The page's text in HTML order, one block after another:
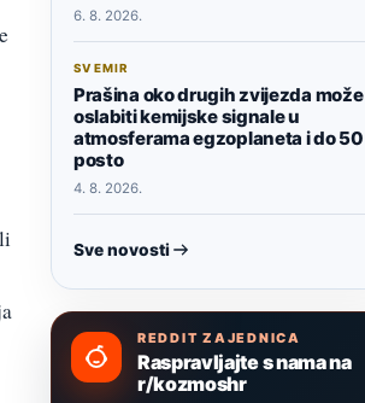
6. 8. 2026.
SVEMIR
Prašina oko drugih zvijezda može
oslabiti kemijske signale u
atmosferama egzoplaneta i do 50
posto
4. 8. 2026.
Sve novosti
REDDIT ZAJEDNICA
Raspravljajte s nama na
r/kozmoshr